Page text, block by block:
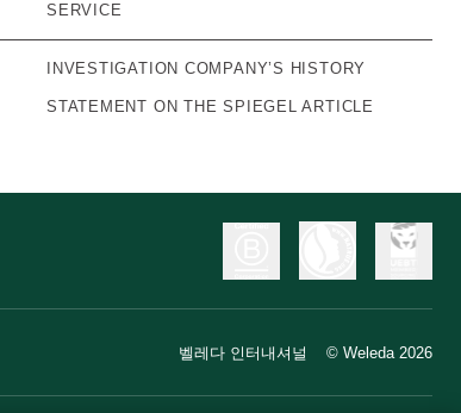
SERVICE
INVESTIGATION COMPANY’S HISTORY
STATEMENT ON THE SPIEGEL ARTICLE
벨레다 인터내셔널 © Weleda 2026